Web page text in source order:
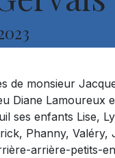
de monsieur
Diane Lamoureux
ses enfants Lise,
Phanny, Valéry,
arrière-petits-